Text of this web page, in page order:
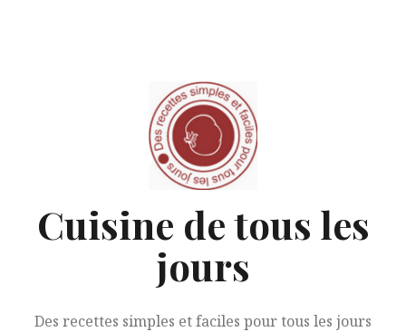
Cuisine de tous les
jours
Des recettes simples et faciles pour tous les jours